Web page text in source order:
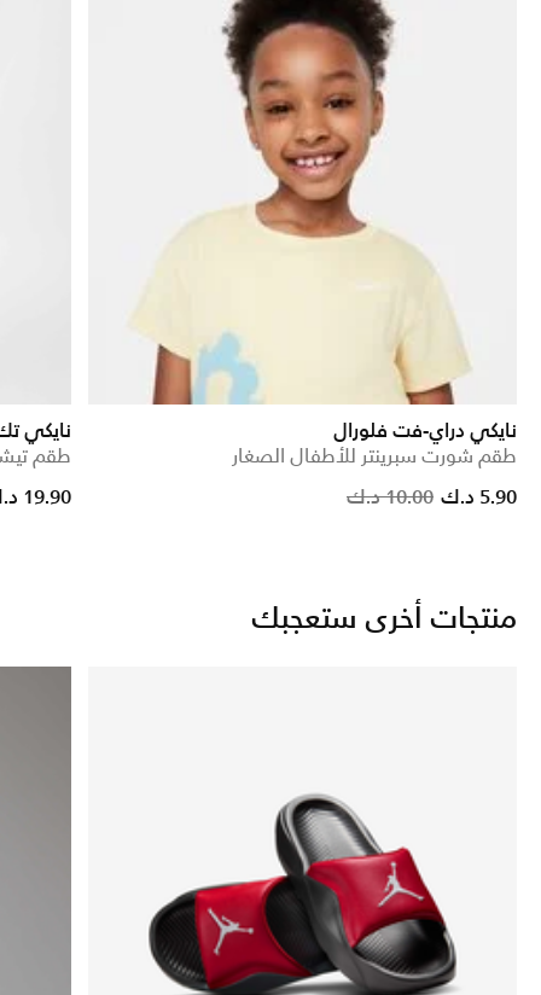
نايكي دراي-فت فلورال
طقم شورت سبرينتر للأطفال الصغار
Price reduced
10.00 د.ك to5.90 د.ك
نايكي
طقم
from
19.90 د.ك
منتجات أخرى ستعجبك